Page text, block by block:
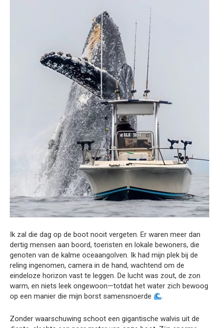
Ik zal die dag op de boot nooit vergeten. Er waren meer dan
dertig mensen aan boord, toeristen en lokale bewoners, die
genoten van de kalme oceaangolven. Ik had mijn plek bij de
reling ingenomen, camera in de hand, wachtend om de
eindeloze horizon vast te leggen. De lucht was zout, de zon
warm, en niets leek ongewoon—totdat het water zich bewoog
op een manier die mijn borst samensnoerde
.
Zonder waarschuwing schoot een gigantische walvis uit de